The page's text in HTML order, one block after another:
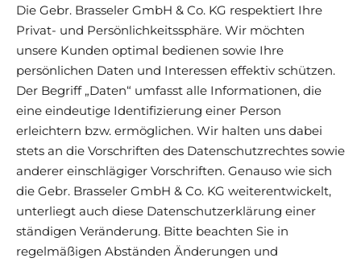
Die Gebr. Brasseler GmbH & Co. KG respektiert Ihre
Privat- und Persönlichkeitssphäre. Wir möchten
unsere Kunden optimal bedienen sowie Ihre
persönlichen Daten und Interessen effektiv schützen.
Der Begriff „Daten“ umfasst alle Informationen, die
eine eindeutige Identifizierung einer Person
erleichtern bzw. ermöglichen. Wir halten uns dabei
stets an die Vorschriften des Datenschutzrechtes sowie
anderer einschlägiger Vorschriften. Genauso wie sich
die Gebr. Brasseler GmbH & Co. KG weiterentwickelt,
unterliegt auch diese Datenschutzerklärung einer
ständigen Veränderung. Bitte beachten Sie in
regelmäßigen Abständen Änderungen und